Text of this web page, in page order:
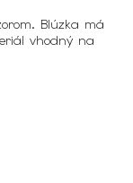
Blúzka má
vhodný na